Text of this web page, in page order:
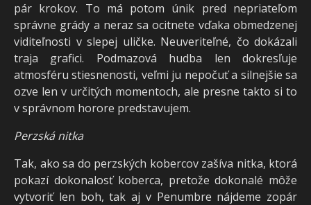
pár krokov. To má potom únik pred nepriateľom
správne grády a neraz sa ocitnete vďaka obmedzenej
viditeľnosti v slepej uličke. Neuveriteľné, čo dokázali
traja grafici. Podmazová hudba len dokresľuje
atmosféru stiesnenosti, veľmi ju nepočuť a silnejšie sa
ozve len v určitých momentoch, ale presne takto si to
v správnom horore predstavujem.
Perzská nitka
Tak, ako sa do perzských kobercov zašíva nitka, ktorá
pokazí dokonalosť koberca, pretože dokonalé môže
vytvoriť len boh, tak aj v Penumbre nájdeme zopár